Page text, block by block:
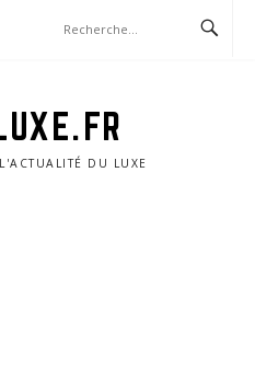
DU LUXE